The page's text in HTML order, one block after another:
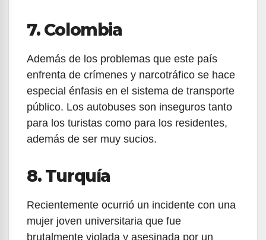
7. Colombia
Además de los problemas que este país
enfrenta de crímenes y narcotráfico se hace
especial énfasis en el sistema de transporte
público. Los autobuses son inseguros tanto
para los turistas como para los residentes,
además de ser muy sucios.
8. Turquía
Recientemente ocurrió un incidente con una
mujer joven universitaria que fue
brutalmente violada y asesinada por un